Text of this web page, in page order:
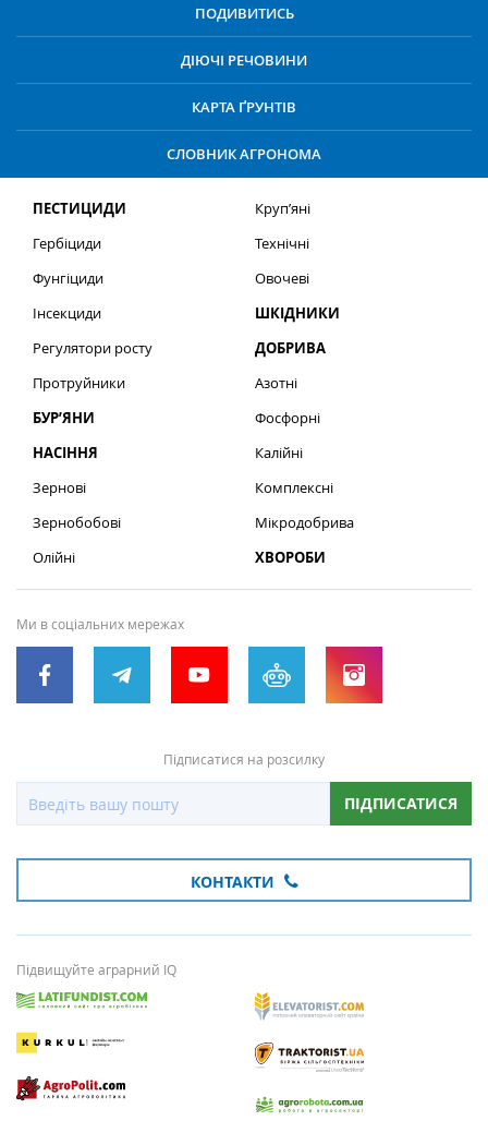
ПОДИВИТИСЬ
ДІЮЧІ РЕЧОВИНИ
КАРТА ҐРУНТІВ
СЛОВНИК АГРОНОМА
ПЕСТИЦИДИ
Гербіциди
Фунгіциди
Інсекциди
Регулятори росту
Протруйники
БУР’ЯНИ
НАСІННЯ
Зернові
Зернобобові
Олійні
Круп’яні
Технічні
Овочеві
ШКІДНИКИ
ДОБРИВА
Азотні
Фосфорні
Калійні
Комплексні
Мікродобрива
ХВОРОБИ
Ми в соціальних мережах
Підписатися на розсилку
ПІДПИСАТИСЯ
КОНТАКТИ
Підвищуйте аграрний IQ